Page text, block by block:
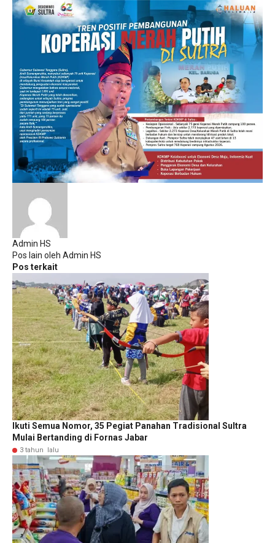
Admin HS
Pos lain oleh Admin HS
Pos terkait
Ikuti Semua Nomor, 35 Pegiat Panahan Tradisional Sultra
Mulai Bertanding di Fornas Jabar
3 tahun lalu